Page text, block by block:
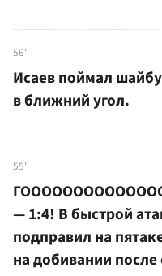
56'
Исаев поймал
в ближний угол.
55'
— 1:4! В быстрой
подправил на
на добивании